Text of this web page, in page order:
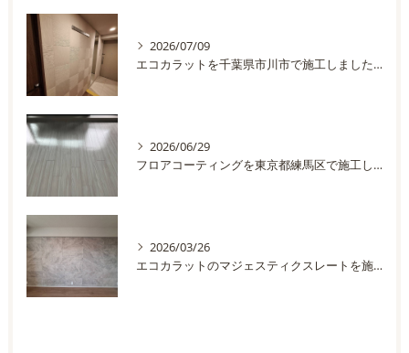
2026/07/09
エコカラットを千葉県市川市で施工しました。
2026/06/29
フロアコーティングを東京都練馬区で施工しました
2026/03/26
エコカラットのマジェスティクスレートを施工しました